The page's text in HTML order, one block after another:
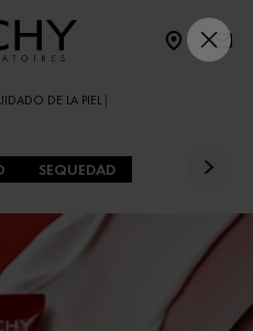
DE LA PIEL
SEQUEDAD